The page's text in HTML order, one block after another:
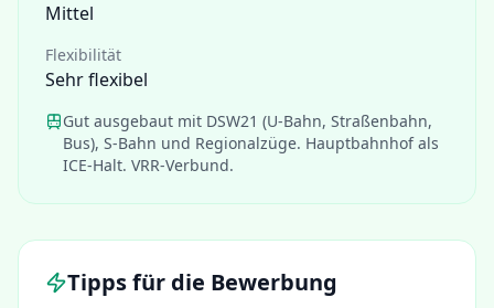
Mittel
Flexibilität
Sehr flexibel
Gut ausgebaut mit DSW21 (U-Bahn, Straßenbahn,
Bus), S-Bahn und Regionalzüge. Hauptbahnhof als
ICE-Halt. VRR-Verbund.
Tipps für die Bewerbung